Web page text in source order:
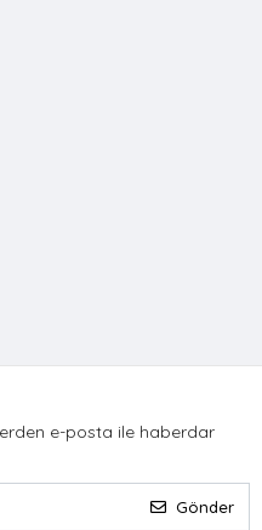
e-posta ile haberdar
Gönder